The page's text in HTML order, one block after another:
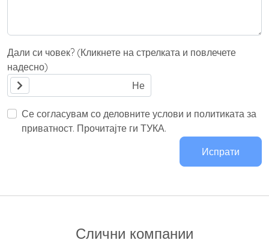
Дали си човек? (Кликнете на стрелката и повлечете
надесно)
Се согласувам со деловните услови и политиката за
приватност. Прочитајте ги ТУКА.
Испрати
Слични компании